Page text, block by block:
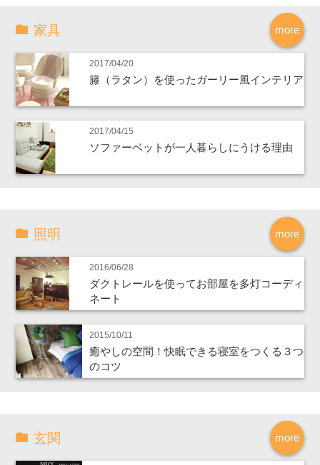
more
家具
2017/04/20
籐（ラタン）を使ったガーリー風インテリア
2017/04/15
ソファーベットが一人暮らしにうける理由
more
照明
2016/06/28
ダクトレールを使ってお部屋を多灯コーディ
ネート
2015/10/11
癒やしの空間！快眠できる寝室をつくる３つ
のコツ
more
玄関